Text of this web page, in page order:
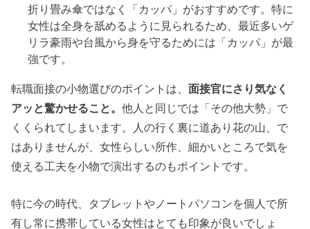
折り畳み傘ではなく「カッパ」がおすすめです。特に
女性は全身を舐めるように見られるため、最近多いゲ
リラ豪雨や台風から身を守るためには「カッパ」が最
強です。
転職面接の小物選びのポイントは、面接官にさり気なく
アッと驚かせること。他人と同じでは「その他大勢」で
くくられてしまいます。人の行く裏に道あり花の山、で
はありませんが、女性らしい所作、細かいところで気を
使える工夫を小物で演出するのもポイントです。
特に今の時代、タブレットやノートパソコンを個人で所
有し常に携帯している女性はとても印象が良いでしょ